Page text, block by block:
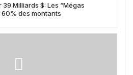
Milliards $: Les “Mégas
des montants